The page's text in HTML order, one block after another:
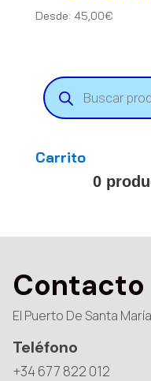
Desde: 45,00€
Búsqueda
de
productos
Carrito
0
Contacto
El Puerto De Santa
Teléfono
+34 677 822 012